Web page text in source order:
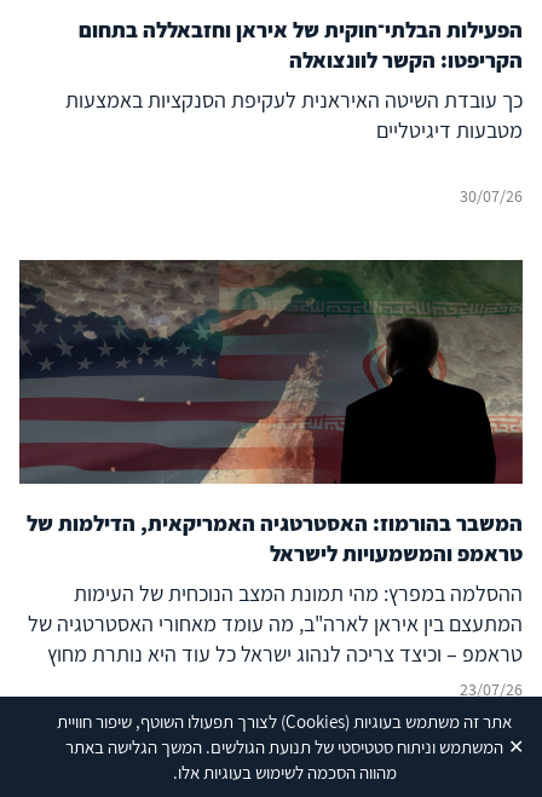
אתר זה משתמש בעוגיות(Cookies) לצורך תפעולו השוטף, שיפור חוויית
המשתמש וניתוח סטטיסטי של תנועת הגולשים. המשך הגלישה באתר
מהווה הסכמה לשימוש בעוגיות אלו.
✕
הפעילות הבלתי־חוקית של איראן וחזבאללה בתחום
הקריפטו: הקשר לוונצואלה
כך עובדת השיטה האיראנית לעקיפת הסנקציות באמצעות
מטבעות דיגיטליים
30/07/26
המשבר בהורמוז: האסטרטגיה האמריקאית, הדילמות של
טראמפ והמשמעויות לישראל
ההסלמה במפרץ: מהי תמונת המצב הנוכחית של העימות
המתעצם בין איראן לארה"ב, מה עומד מאחורי האסטרטגיה של
טראמפ – וכיצד צריכה לנהוג ישראל כל עוד היא נותרת מחוץ
לעימות?
23/07/26